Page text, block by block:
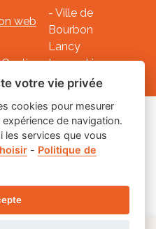
web
- Ville de
Bourbon
Lancy
Gestion des cookies
votre vie privée
cookies pour mesurer
expérience de navigation.
les services que vous
- Politique de